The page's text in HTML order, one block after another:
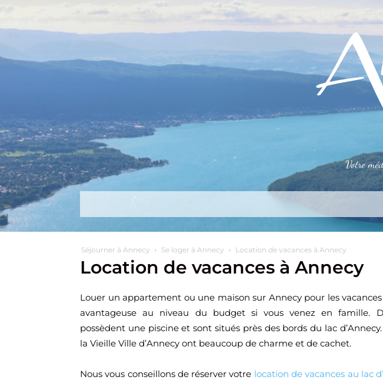
Votre
Séjourner à Annecy Se loger à Annecy Location de vacances à Annecy
Location de vacances à Annecy
Louer un appartement ou une maison sur Annecy pour les
avantageuse au niveau du budget si vous venez en famille.
possèdent une piscine et sont situés près des bords du lac
la Vieille Ville d’Annecy ont beaucoup de charme et de cachet.
Nous vous conseillons de réserver votre location de vacances au lac